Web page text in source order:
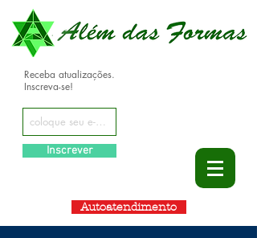
Receba atualizações.
Inscreva-se!
Inscrever
Autoatendimento